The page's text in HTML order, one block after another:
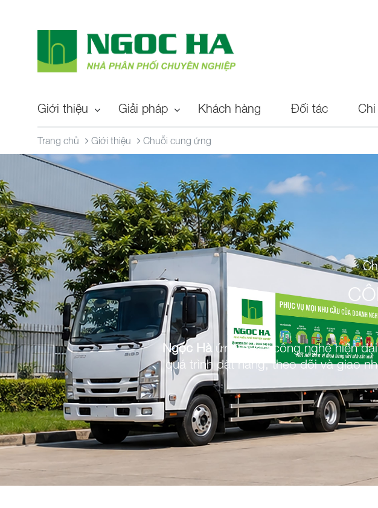
Giới thiệu Giải pháp Khách hàng Đối tác
Trang chủ Giới thiệu Chuỗi cung ứng
Ngọc Hà ứng dụng công nghệ hiện
quá trình đặt hàng, theo dõi và giao